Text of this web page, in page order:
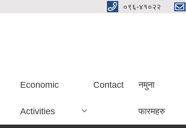
०९६-४१०२२
Economic
Activities
Contact नमुना
फारमहरु